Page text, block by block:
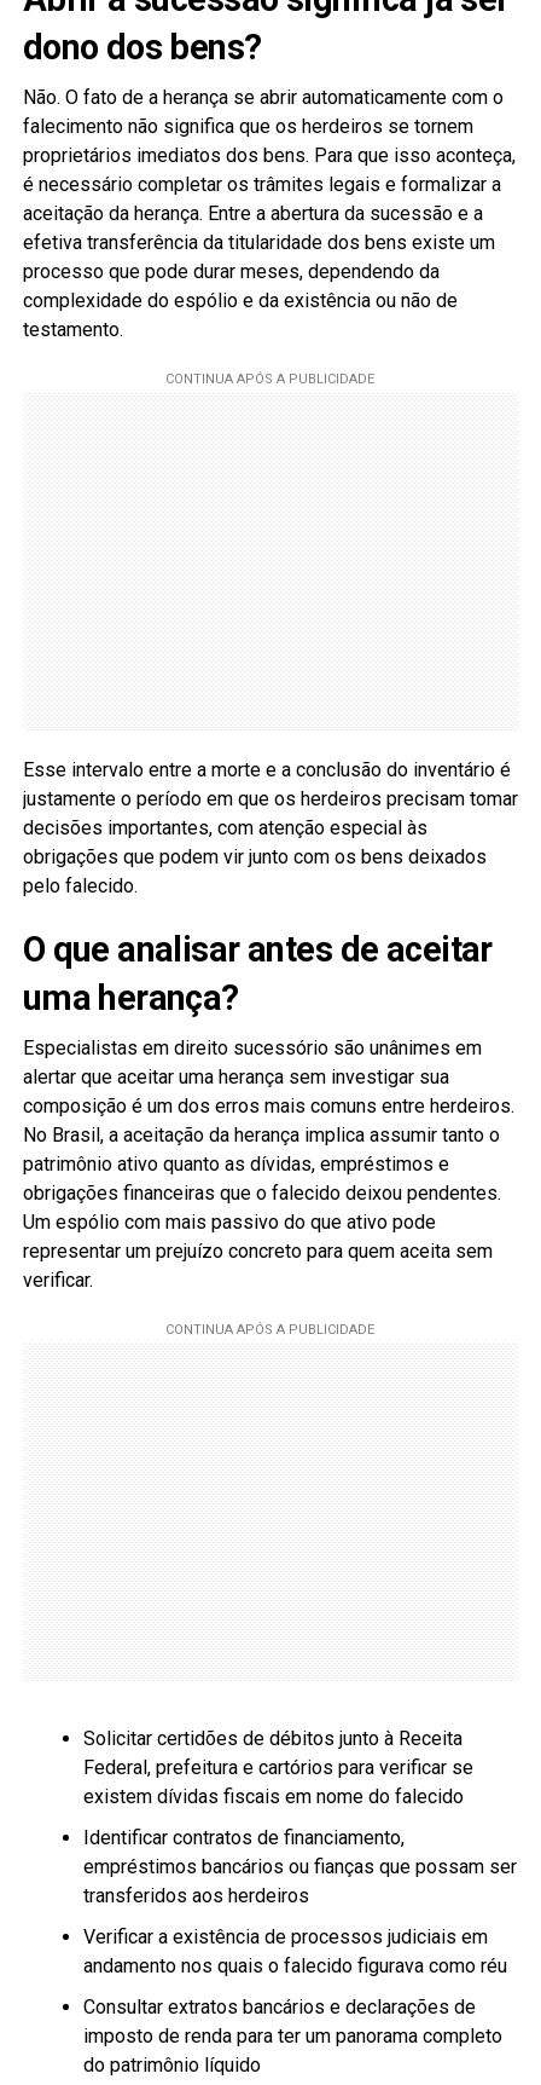
dono dos bens?
Não. O fato de a herança se abrir automaticamente com o
falecimento não significa que os herdeiros se tornem
proprietários imediatos dos bens. Para que isso aconteça,
é necessário completar os trâmites legais e formalizar a
aceitação da herança. Entre a abertura da sucessão e a
efetiva transferência da titularidade dos bens existe um
processo que pode durar meses, dependendo da
complexidade do espólio e da existência ou não de
testamento.
Esse intervalo entre a morte e a conclusão do inventário é
justamente o período em que os herdeiros precisam tomar
decisões importantes, com atenção especial às
obrigações que podem vir junto com os bens deixados
pelo falecido.
O que analisar antes de aceitar
uma herança?
Especialistas em direito sucessório são unânimes em
alertar que aceitar uma herança sem investigar sua
composição é um dos erros mais comuns entre herdeiros.
No Brasil, a aceitação da herança implica assumir tanto o
patrimônio ativo quanto as dívidas, empréstimos e
obrigações financeiras que o falecido deixou pendentes.
Um espólio com mais passivo do que ativo pode
representar um prejuízo concreto para quem aceita sem
verificar.
Solicitar certidões de débitos junto à Receita
Federal, prefeitura e cartórios para verificar se
existem dívidas fiscais em nome do falecido
Identificar contratos de financiamento,
empréstimos bancários ou fianças que possam ser
transferidos aos herdeiros
Verificar a existência de processos judiciais em
andamento nos quais o falecido figurava como réu
Consultar extratos bancários e declarações de
imposto de renda para ter um panorama completo
do patrimônio líquido